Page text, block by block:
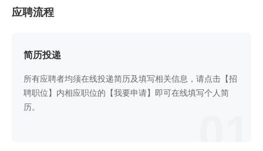
应聘流程
简历投递
所有应聘者均须在线投递简历及填写相关信息，请点击【招
聘职位】内相应职位的【我要申请】即可在线填写个人简
历。